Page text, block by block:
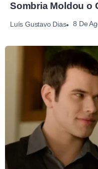
Sombria Moldou o
Luís Gustavo Dias 8 De